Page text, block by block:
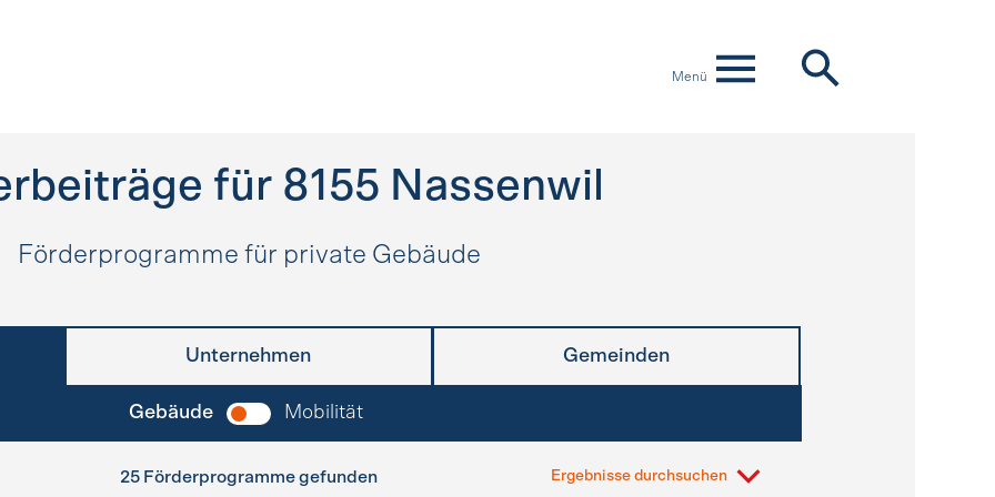
Menü
für 8155 Nassenwil
Förderprogramme für private Gebäude
Unternehmen Gemeinden
Gebäude Mobilität
25 Förderprogramme gefunden Ergebnisse durchsuchen